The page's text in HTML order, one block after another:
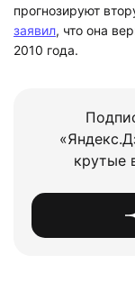
прогнозируют
заявил, что она
2010 года.
крутые